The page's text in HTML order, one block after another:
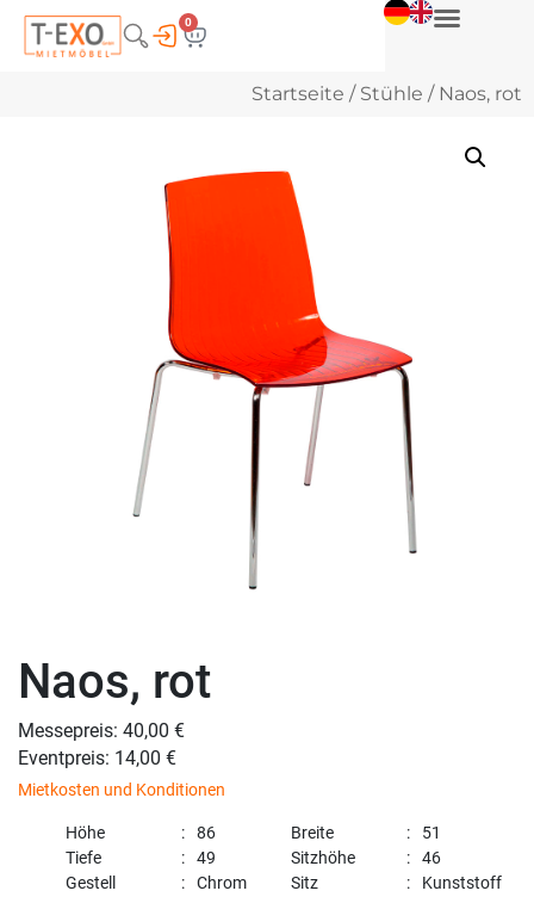
0
Startseite / Stühle / Naos, rot
Naos, rot
Messepreis: 40,00 €
Eventpreis: 14,00 €
Mietkosten und Konditionen
Höhe 86 Breite
51
Tiefe
49 Sitzhöhe
46
Gestell
Chrom Sitz
Kunststoff